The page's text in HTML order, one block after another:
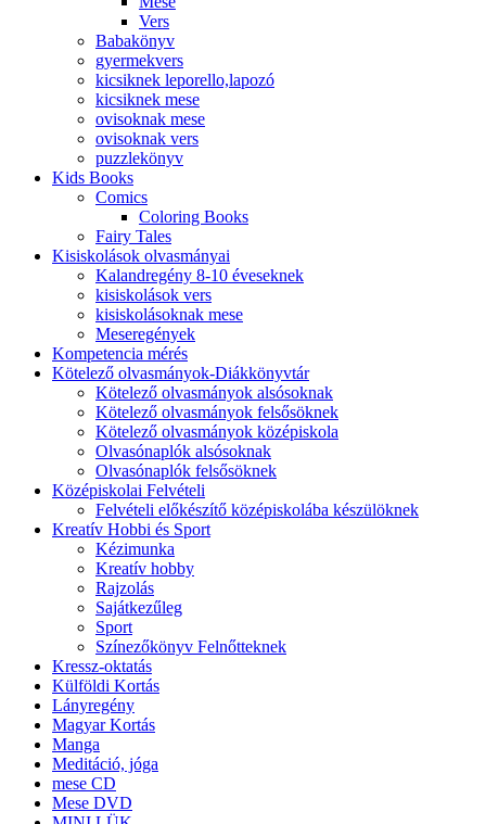
Vers
Babakönyv
gyermekvers
kicsiknek leporello,lapozó
kicsiknek mese
ovisoknak mese
ovisoknak vers
puzzlekönyv
Kids Books
Comics
Coloring Books
Fairy Tales
Kisiskolások olvasmányai
Kalandregény 8-10 éveseknek
kisiskolások vers
kisiskolásoknak mese
Meseregények
Kompetencia mérés
Kötelező olvasmányok-Diákkönyvtár
Kötelező olvasmányok alsósoknak
Kötelező olvasmányok felsősöknek
Kötelező olvasmányok középiskola
Olvasónaplók alsósoknak
Olvasónaplók felsősöknek
Középiskolai Felvételi
Felvételi előkészítő középiskolába készülöknek
Kreatív Hobbi és Sport
Kézimunka
Kreatív hobby
Rajzolás
Sajátkezűleg
Sport
Színezőkönyv Felnőtteknek
Kressz-oktatás
Külföldi Kortás
Lányregény
Magyar Kortás
Manga
Meditáció, jóga
mese CD
Mese DVD